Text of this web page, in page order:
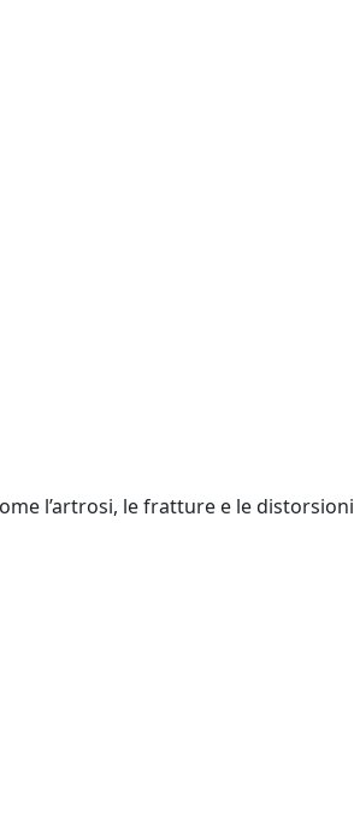
l’artrosi, le fratture e le distorsioni